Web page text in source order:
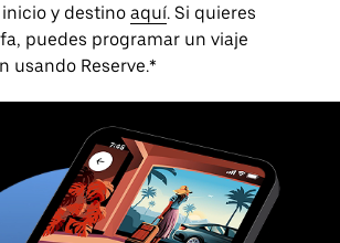
y destino aquí. Si quieres
puedes programar un viaje
usando Reserve.*